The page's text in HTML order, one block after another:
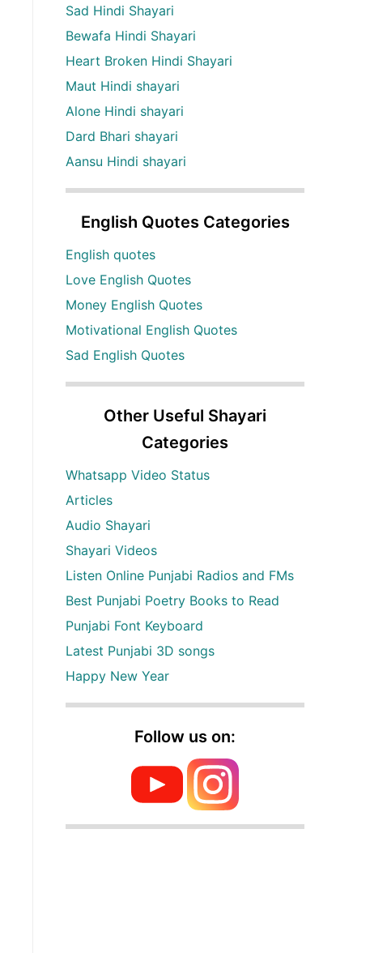
Sad Hindi Shayari
Bewafa Hindi Shayari
Heart Broken Hindi Shayari
Maut Hindi shayari
Alone Hindi shayari
Dard Bhari shayari
Aansu Hindi shayari
English Quotes Categories
English quotes
Love English Quotes
Money English Quotes
Motivational English Quotes
Sad English Quotes
Other Useful Shayari
Categories
Whatsapp Video Status
Articles
Audio Shayari
Shayari Videos
Listen Online Punjabi Radios and FMs
Best Punjabi Poetry Books to Read
Punjabi Font Keyboard
Latest Punjabi 3D songs
Happy New Year
Follow us on: